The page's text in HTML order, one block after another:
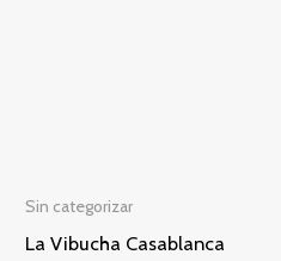
Sin categorizar
La Vibucha Casablanca